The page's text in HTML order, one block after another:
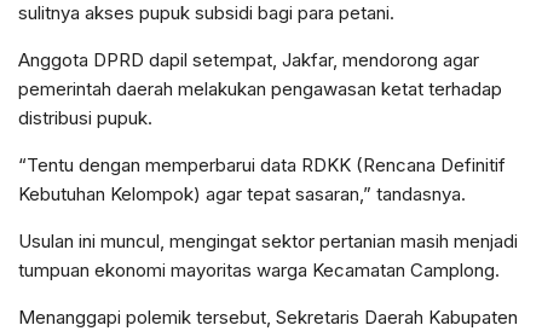
sulitnya akses pupuk subsidi bagi para petani.
Anggota DPRD dapil setempat, Jakfar, mendorong agar
pemerintah daerah melakukan pengawasan ketat terhadap
distribusi pupuk.
“Tentu dengan memperbarui data RDKK (Rencana Definitif
Kebutuhan Kelompok) agar tepat sasaran,” tandasnya.
Usulan ini muncul, mengingat sektor pertanian masih menjadi
tumpuan ekonomi mayoritas warga Kecamatan Camplong.
Menanggapi polemik tersebut, Sekretaris Daerah Kabupaten